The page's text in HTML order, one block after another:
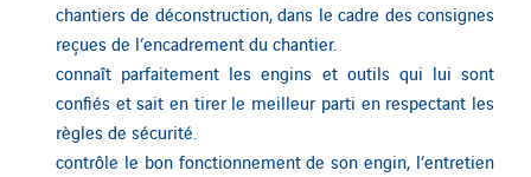
chantiers de déconstruction, dans le cadre des consignes
reçues de l’encadrement du chantier.
connaît parfaitement les engins et outils qui lui sont
confiés et sait en tirer le meilleur parti en respectant les
règles de sécurité.
contrôle le bon fonctionnement de son engin, l’entretien